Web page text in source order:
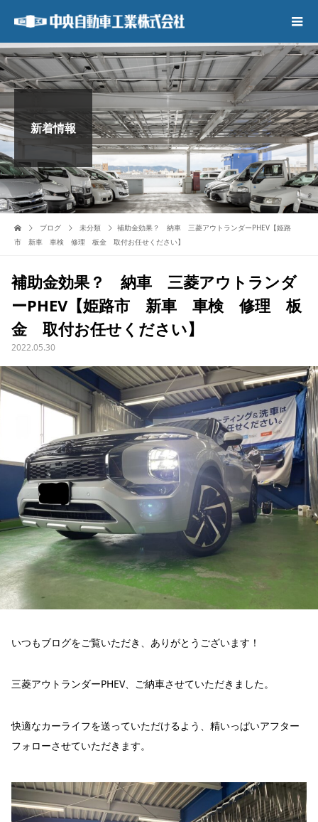
新着情報
ブログ 未分類
補助金効果？ 納車 三菱アウトランダーPHEV【姫路
市 新車 車検 修理 板金 取付お任せください】
補助金効果？ 納車 三菱アウトランダ
ーPHEV【姫路市 新車 車検 修理 板
金 取付お任せください】
2022.05.30
いつもブログをご覧いただき、ありがとうございます！
三菱アウトランダーPHEV、ご納車させていただきました。
快適なカーライフを送っていただけるよう、精いっぱいアフター
フォローさせていただきます。